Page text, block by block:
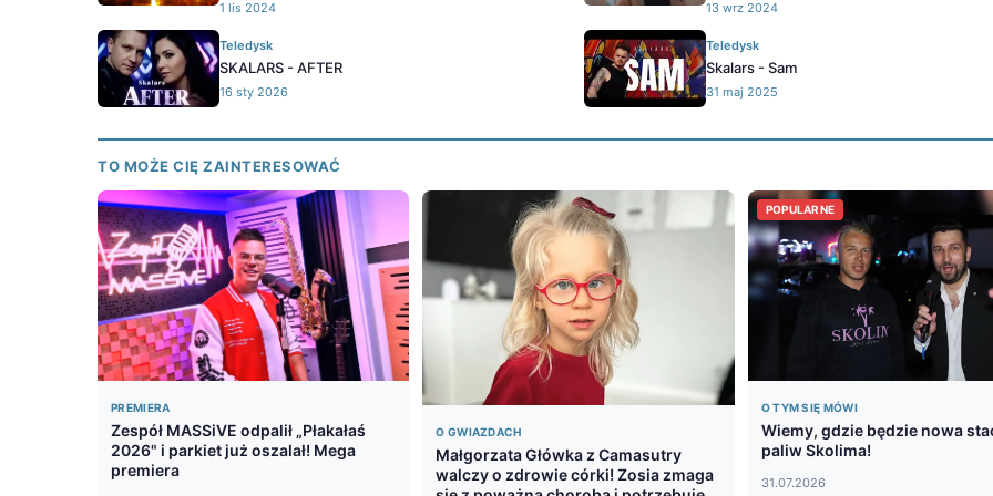
1 lis 2024 13 wrz 2024
Teledysk
SKALARS - AFTER
16 sty 2026
Teledysk
Skalars - Sam
31 maj 2025
TO MOŻE CIĘ ZAINTERESOWAĆ
PREMIERA
Zespół MASSiVE odpalił „Płakałaś
2026" i parkiet już oszalał! Mega
premiera
O GWIAZDACH
Małgorzata Główka z Camasutry
walczy o zdrowie córki! Zosia zmaga
POPULARNE
O TYM SIĘ MÓWI
Wiemy, gdzie będzie nowa
paliw Skolima!
31.07.2026